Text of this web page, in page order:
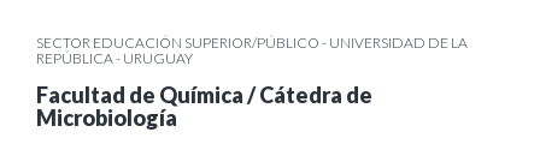
SECTOR EDUCACIÓN SUPERIOR/PÚBLICO - UNIVERSIDAD DE LA
REPÚBLICA - URUGUAY
Facultad de Química / Cátedra de
Microbiología